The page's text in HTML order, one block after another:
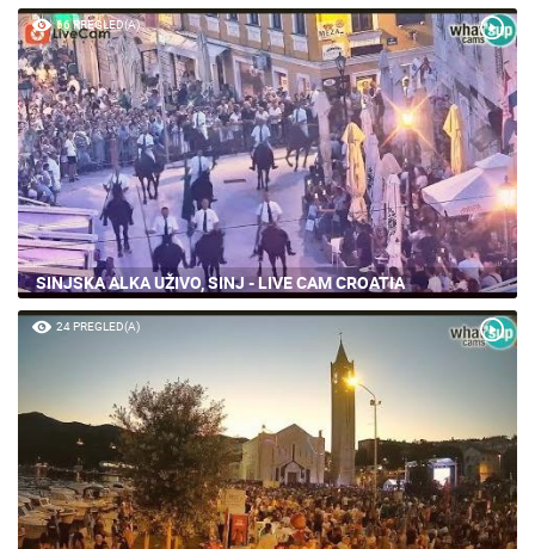
66 PREGLED(A)
SINJSKA ALKA UŽIVO, SINJ - LIVE CAM CROATIA
24 PREGLED(A)